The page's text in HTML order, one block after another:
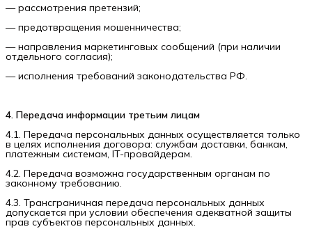
— рассмотрения претензий;
— предотвращения мошенничества;
— направления маркетинговых сообщений (при наличии
отдельного согласия);
— исполнения требований законодательства РФ.
4. Передача информации третьим лицам
4.1. Передача персональных данных осуществляется только
в целях исполнения договора: службам доставки, банкам,
платежным системам, IT-провайдерам.
4.2. Передача возможна государственным органам по
законному требованию.
4.3. Трансграничная передача персональных данных
допускается при условии обеспечения адекватной защиты
прав субъектов персональных данных.